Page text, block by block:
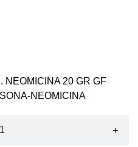
NEOMICINA 20 GR GF
NEOMICINA
+